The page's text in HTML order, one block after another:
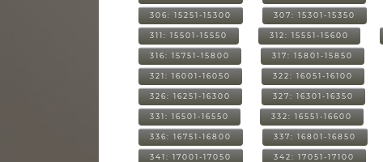
306: 15251-15300 307: 15301-15350
311: 15501-15550 312: 15551-15600
316: 15751-15800 317: 15801-15850
321: 16001-16050 322: 16051-16100
326: 16251-16300 327: 16301-16350
331: 16501-16550 332: 16551-16600
336: 16751-16800 337: 16801-16850
341: 17001-17050 342: 17051-17100